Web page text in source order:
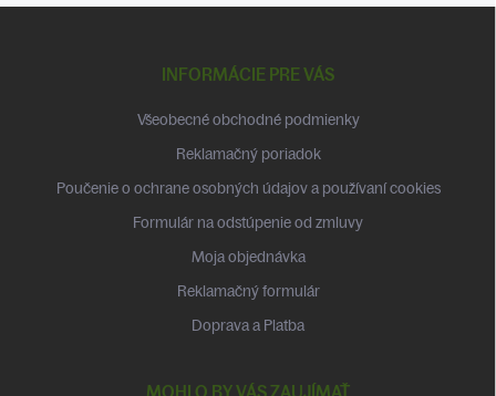
INFORMÁCIE PRE VÁS
Všeobecné obchodné podmienky
Reklamačný poriadok
Poučenie o ochrane osobných údajov a používaní cookies
Formulár na odstúpenie od zmluvy
Moja objednávka
Reklamačný formulár
Doprava a Platba
MOHLO BY VÁS ZAUJÍMAŤ